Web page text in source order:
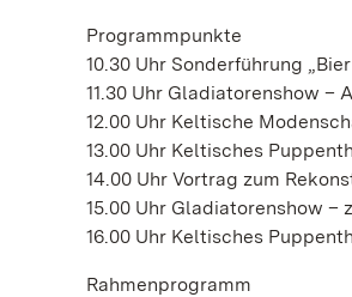
Programmpunkte
10.30 Uhr Sonderführung
11.30 Uhr Gladiatorenshow –
12.00 Uhr Keltische
13.00 Uhr Keltisches
14.00 Uhr Vortrag zum
15.00 Uhr Gladiatorenshow –
16.00 Uhr Keltisches
Rahmenprogramm